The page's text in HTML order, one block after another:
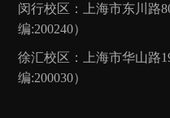
闵行校区：上海市东川路
编:200240）
徐汇校区：上海市华山路
编:200030）